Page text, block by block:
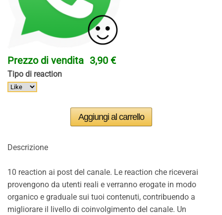
Prezzo di vendita 3,90 €
Tipo di reaction
Descrizione
10 reaction ai post del canale. Le reaction che riceverai
provengono da utenti reali e verranno erogate in modo
organico e graduale sui tuoi contenuti, contribuendo a
migliorare il livello di coinvolgimento del canale. Un